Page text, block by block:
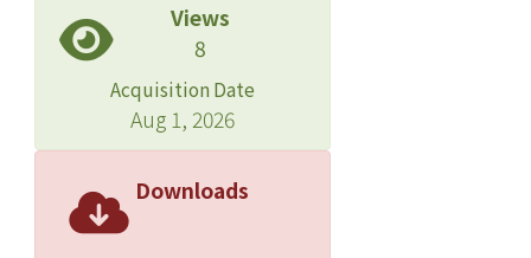
Views
8
Acquisition Date
Aug 1, 2026
Downloads